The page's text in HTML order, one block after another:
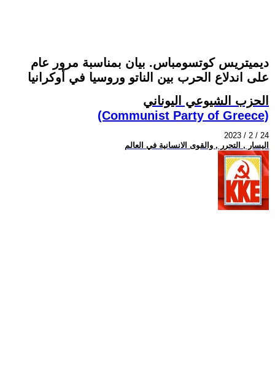
ديميتريس كوتسومباس. بيان بمناسبة مرور عام
على اندلاع الحرب بين الناتو وروسيا في أوكرانيا
الحزب الشيوعي اليوناني
(Communist Party of Greece)
2023 / 2 / 24
اليسار , التحرر , والقوى الانسانية في العالم